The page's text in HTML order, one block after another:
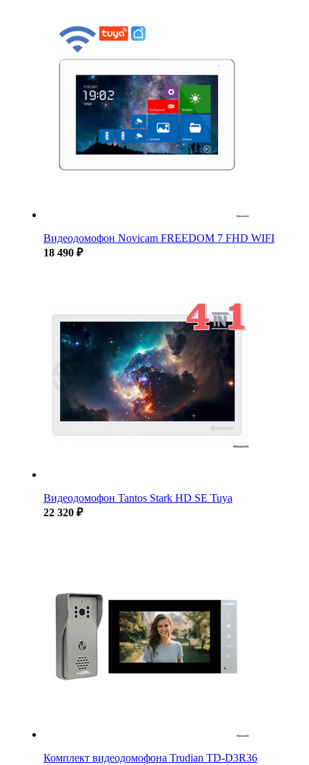
Видеодомофон Novicam FREEDOM 7 FHD WIFI
18 490 ₽
Видеодомофон Tantos Stark HD SE Tuya
22 320 ₽
Комплект видеодомофона Trudian TD-D3R36